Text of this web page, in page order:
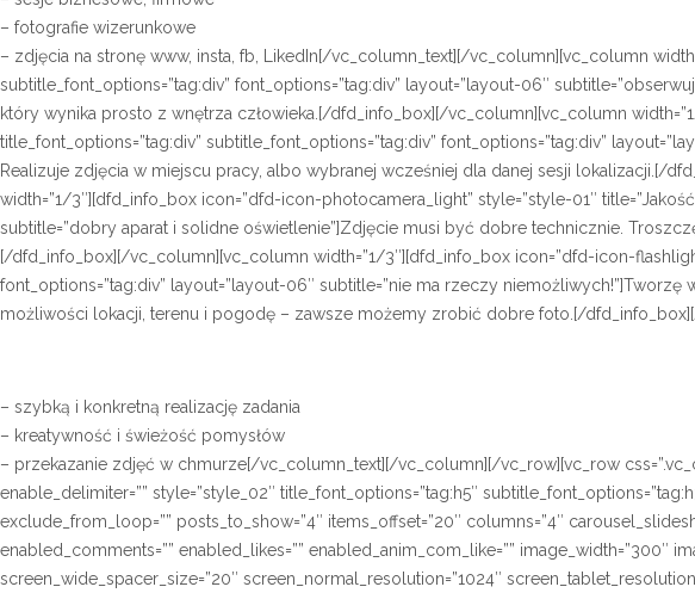
– fotografie wizerunkowe
– zdjęcia na stronę www, insta, fb, LikedIn[/vc_column_text][/vc_column][vc_column
subtitle_font_options=”tag:div” font_options=”tag:div” layout=”layout-06″
który wynika prosto z wnętrza człowieka.[/dfd_info_box][/vc_column][vc_column
title_font_options=”tag:div” subtitle_font_options=”tag:div” font_options=”tag:div”
Realizuje zdjęcia w miejscu pracy, albo wybranej wcześniej dla danej sesji lokalizacji.[/
width=”1/3″][dfd_info_box icon=”dfd-icon-photocamera_light” style=”style-01″
subtitle=”dobry aparat i solidne oświetlenie”]Zdjęcie musi być dobre technicznie.
[/dfd_info_box][/vc_column][vc_column width=”1/3″][dfd_info_box icon=”dfd-icon-
font_options=”tag:div” layout=”layout-06″ subtitle=”nie ma rzeczy
możliwości lokacji, terenu i pogodę – zawsze możemy zrobić dobre foto.[/
– szybką i konkretną realizację zadania
– kreatywność i świeżość pomysłów
– przekazanie zdjęć w chmurze[/vc_column_text][/vc_column][/vc_row][vc_row
enable_delimiter=”” style=”style_02″ title_font_options=”tag:h5″
exclude_from_loop=”” posts_to_show=”4″ items_offset=”20″ columns=”4″
enabled_comments=”” enabled_likes=”” enabled_anim_com_like=”” image_width=”300″
screen_wide_spacer_size=”20″ screen_normal_resolution=”1024″